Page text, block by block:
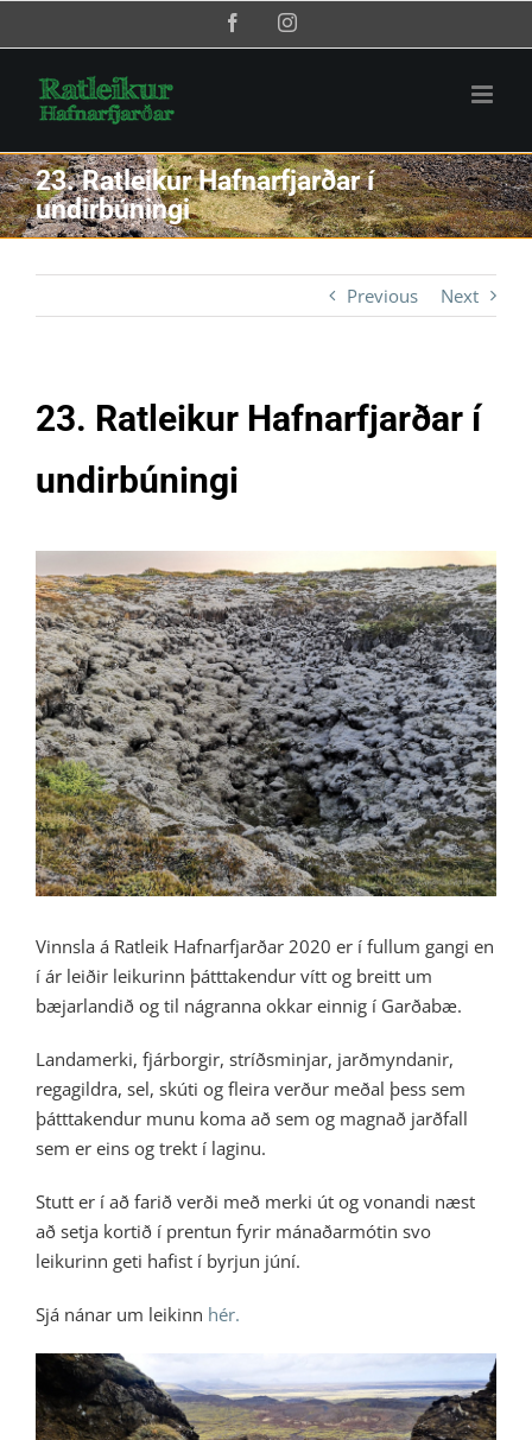
to
content
FacebookInstagram
23. Ratleikur Hafnarfjarðar í
undirbúningi
Previous Next
23. Ratleikur Hafnarfjarðar í
undirbúningi
Larger
Image
Vinnsla á Ratleik Hafnarfjarðar 2020 er í fullum gangi en
í ár leiðir leikurinn þátttakendur vítt og breitt um
bæjarlandið og til nágranna okkar einnig í Garðabæ.
Landamerki, fjárborgir, stríðsminjar, jarðmyndanir,
regagildra, sel, skúti og fleira verður meðal þess sem
þátttakendur munu koma að sem og magnað jarðfall
sem er eins og trekt í laginu.
Stutt er í að farið verði með merki út og vonandi næst
að setja kortið í prentun fyrir mánaðarmótin svo
leikurinn geti hafist í byrjun júní.
Sjá nánar um leikinn hér.